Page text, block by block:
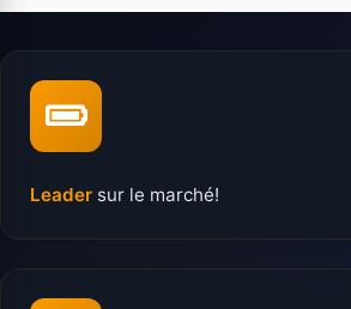
Leader sur le marché!